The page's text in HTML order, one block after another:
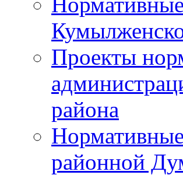
Проекты
района
районной